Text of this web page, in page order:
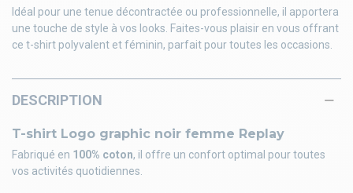
Idéal pour une tenue décontractée ou professionnelle, il apportera
une touche de style à vos looks. Faites-vous plaisir en vous offrant
ce t-shirt polyvalent et féminin, parfait pour toutes les occasions.
DESCRIPTION
T-shirt Logo graphic noir femme Replay
Fabriqué en 100% coton, il offre un confort optimal pour toutes
vos activités quotidiennes.